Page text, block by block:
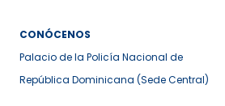
CONÓCENOS
Palacio de la Policía Nacional de
República Dominicana (Sede Central)